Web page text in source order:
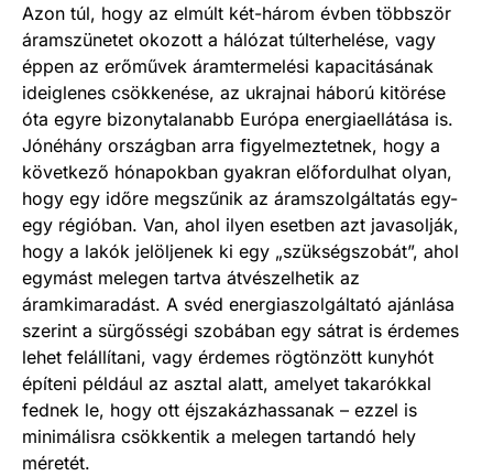
Azon túl, hogy az elmúlt két-három évben többször
áramszünetet okozott a hálózat túlterhelése, vagy
éppen az erőművek áramtermelési kapacitásának
ideiglenes csökkenése, az ukrajnai háború kitörése
óta egyre bizonytalanabb Európa energiaellátása is.
Jónéhány országban arra figyelmeztetnek, hogy a
következő hónapokban gyakran előfordulhat olyan,
hogy egy időre megszűnik az áramszolgáltatás egy-
egy régióban. Van, ahol ilyen esetben azt javasolják,
hogy a lakók jelöljenek ki egy „szükségszobát”, ahol
egymást melegen tartva átvészelhetik az
áramkimaradást. A svéd energiaszolgáltató ajánlása
szerint a sürgősségi szobában egy sátrat is érdemes
lehet felállítani, vagy érdemes rögtönzött kunyhót
építeni például az asztal alatt, amelyet takarókkal
fednek le, hogy ott éjszakázhassanak – ezzel is
minimálisra csökkentik a melegen tartandó hely
méretét.